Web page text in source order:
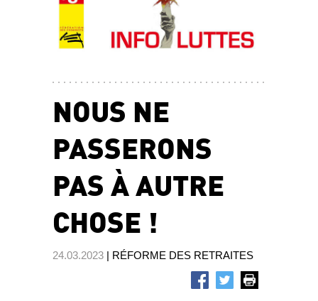
NOUS NE
PASSERONS
PAS À AUTRE
CHOSE !
24.03.2023 | RÉFORME DES RETRAITES